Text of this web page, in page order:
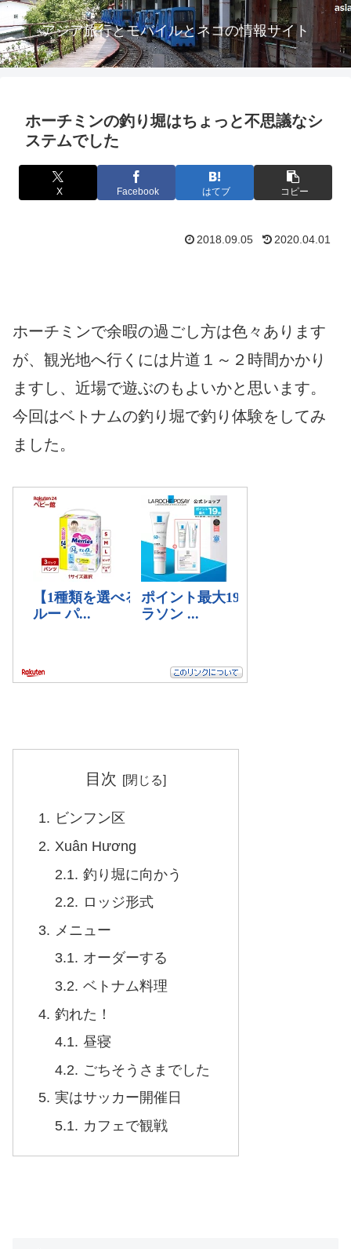
アジア旅行とモバイルとネコの情報サイト
ホーチミンの釣り堀はちょっと不思議なシ
ステムでした
X Facebook はてブ コピー
2018.09.05 2020.04.01
ホーチミンで余暇の過ごし方は色々あります
が、観光地へ行くには片道１～２時間かかり
ますし、近場で遊ぶのもよいかと思います。
今回はベトナムの釣り堀で釣り体験をしてみ
ました。
目次
ビンフン区
Xuân Hương
釣り堀に向かう
ロッジ形式
メニュー
オーダーする
ベトナム料理
釣れた！
昼寝
ごちそうさまでした
実はサッカー開催日
カフェで観戦